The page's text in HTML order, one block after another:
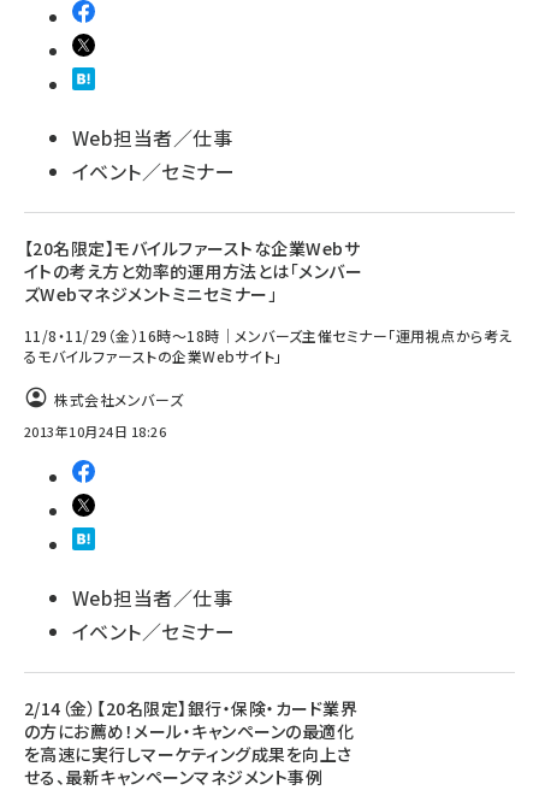
Web担当者／仕事
イベント／セミナー
【20名限定】モバイルファーストな企業Webサ
イトの考え方と効率的運用方法とは「メンバー
ズWebマネジメントミニセミナー」
11/8・11/29（金）16時～18時｜メンバーズ主催セミナー「運用視点から考え
るモバイルファーストの企業Webサイト」
株式会社メンバーズ
2013年10月24日 18:26
Web担当者／仕事
イベント／セミナー
2/14（金）【20名限定】銀行・保険・カード業界
の方にお薦め！メール・キャンペーンの最適化
を高速に実行しマーケティング成果を向上さ
せる、最新キャンペーンマネジメント事例